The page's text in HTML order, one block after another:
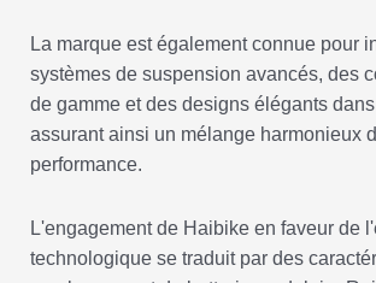
La marque est également connue pour
systèmes de suspension avancés, des
de gamme et des designs élégants
assurant ainsi un mélange harmonieux
performance.
L'engagement de Haibike en faveur de
technologique se traduit par des